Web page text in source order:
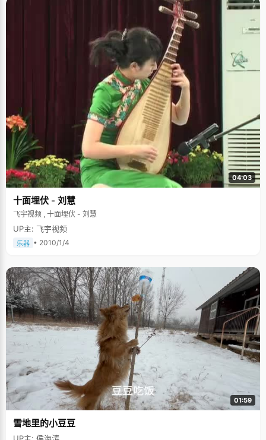
04:03
十面埋伏 - 刘慧
飞宇视频 , 十面埋伏 - 刘慧
UP主: 飞宇视频
乐器 • 2010/1/4
01:59
雪地里的小豆豆
UP主: 侯海涛